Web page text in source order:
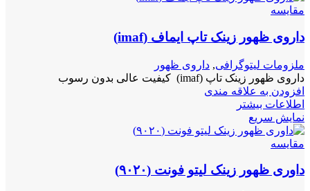
مقايسه
داروی ظهور زینک تاپ ایماف (imaf)
ملزومات لیتوگرافی, داروی ظهور
داروی ظهور زینک تاپ (imaf) کیفیت عالی بدون رسوب
افزودن به علاقه مندی
اطلاعات بیشتر
نمایش سریع
مقايسه
داوری ظهور زینک لیتو فونت (۹۰۲۰)